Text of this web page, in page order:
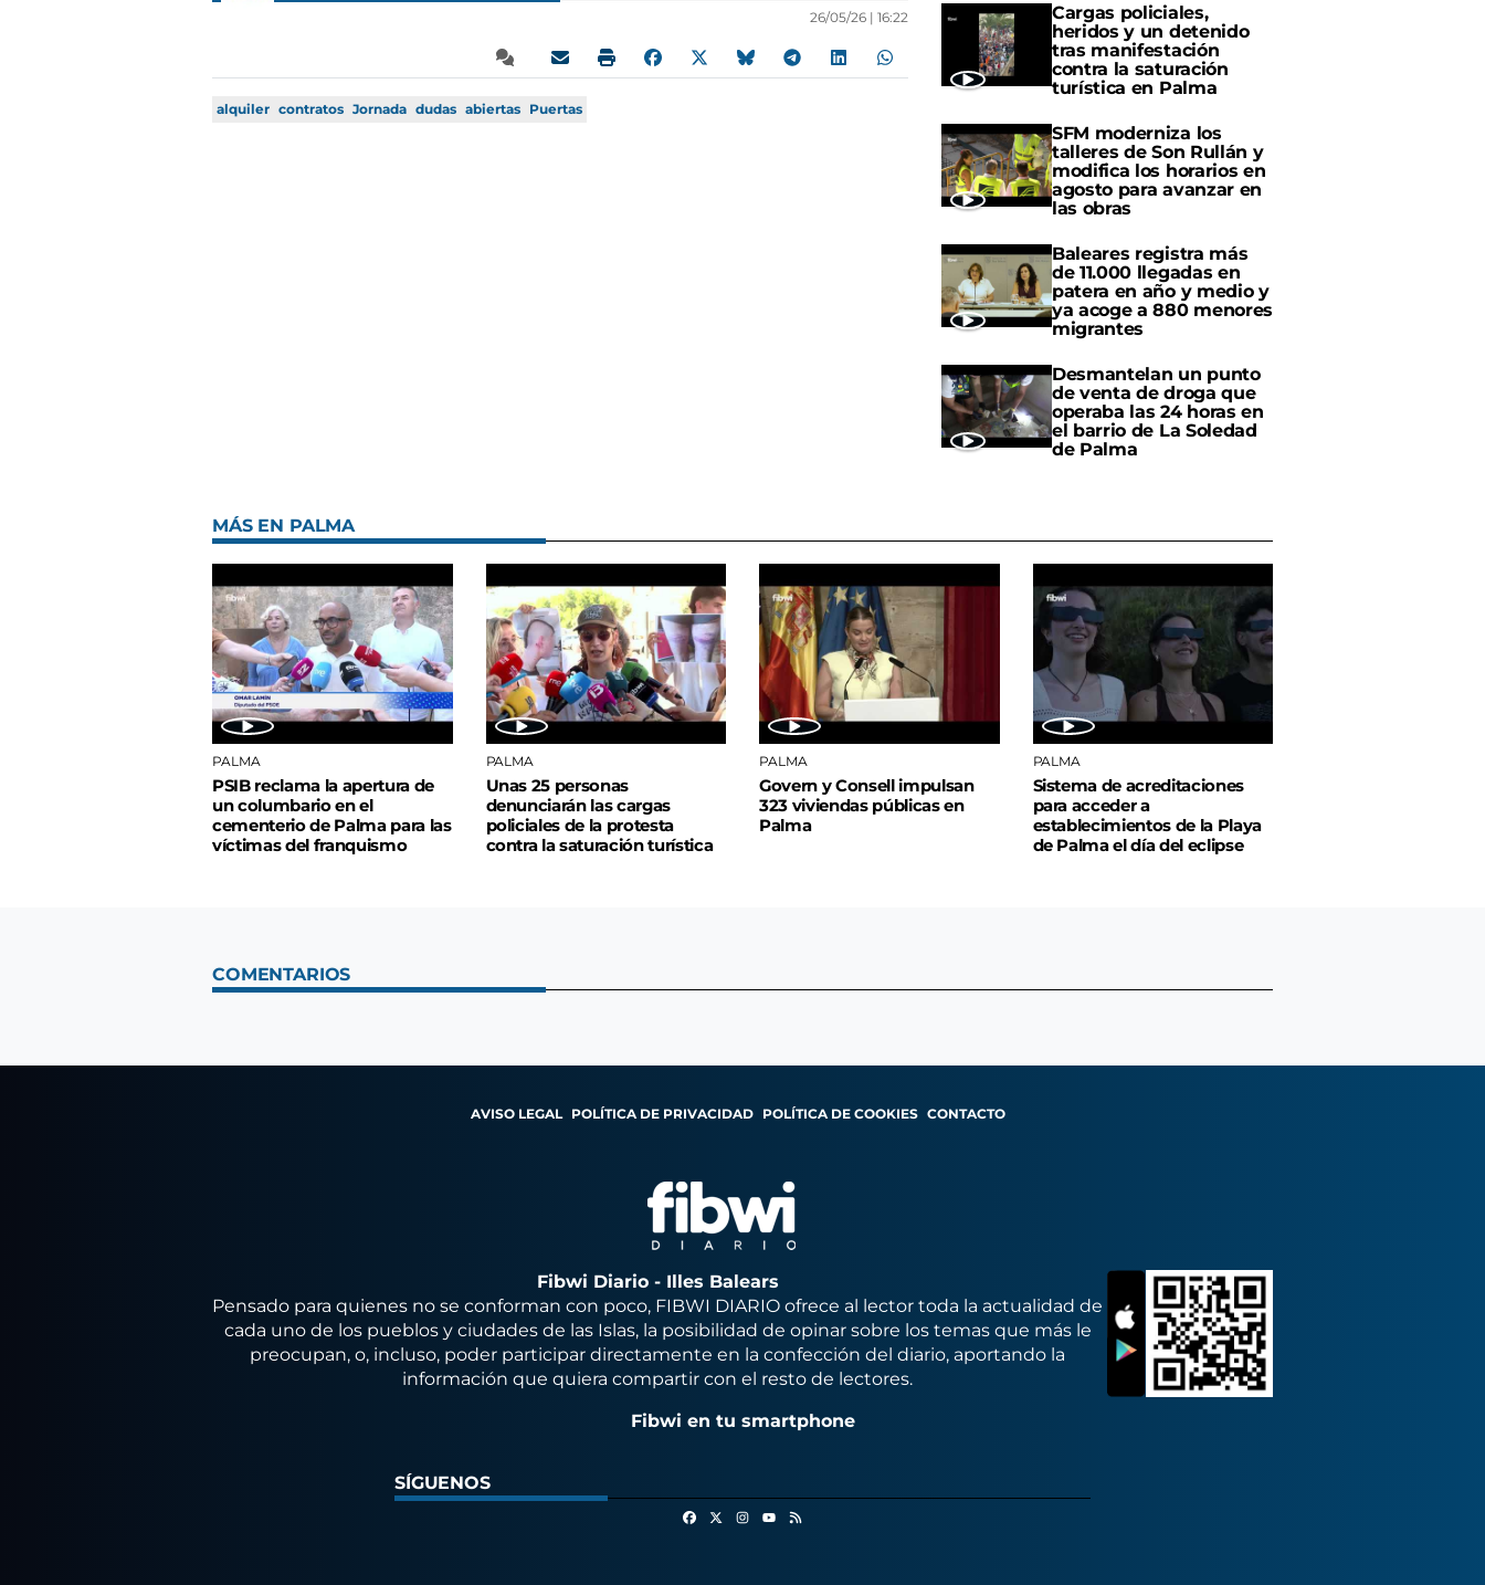
26/05/26 | 16:22
alquiler contratos Jornada dudas abiertas Puertas
Cargas policiales,
heridos y un detenido
tras manifestación
contra la saturación
turística en Palma
SFM moderniza los
talleres de Son Rullán y
modifica los horarios en
agosto para avanzar en
las obras
Baleares registra más
de 11.000 llegadas en
patera en año y medio y
ya acoge a 880 menores
migrantes
Desmantelan un punto
de venta de droga que
operaba las 24 horas en
el barrio de La Soledad
de Palma
MÁS EN PALMA
PALMA
PSIB reclama la apertura de
un columbario en el
cementerio de Palma para las
víctimas del franquismo
PALMA
Unas 25 personas
denunciarán las cargas
policiales de la protesta
contra la saturación turística
PALMA
Govern y Consell impulsan
323 viviendas públicas en
Palma
PALMA
Sistema de acreditaciones
para acceder a
establecimientos de la Playa
de Palma el día del eclipse
COMENTARIOS
AVISO LEGAL POLÍTICA DE PRIVACIDAD POLÍTICA DE COOKIES CONTACTO
Fibwi Diario - Illes Balears
Pensado para quienes no se conforman con poco, FIBWI DIARIO ofrece al lector toda la actualidad de
cada uno de los pueblos y ciudades de las Islas, la posibilidad de opinar sobre los temas que más le
preocupan, o, incluso, poder participar directamente en la confección del diario, aportando la
información que quiera compartir con el resto de lectores.
Fibwi en tu smartphone
SÍGUENOS
FacebookInstagram